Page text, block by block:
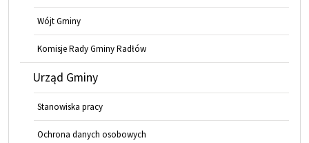
Wójt Gminy
Komisje Rady Gminy Radłów
Urząd Gminy
Stanowiska pracy
Ochrona danych osobowych